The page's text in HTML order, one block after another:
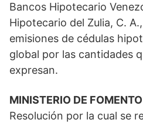
Bancos Hipotecario
Hipotecario del Zulia, C.
emisiones de cédulas
global por las cantidades
expresan.
MINISTERIO DE FOMENTO
Resolución por la cual se